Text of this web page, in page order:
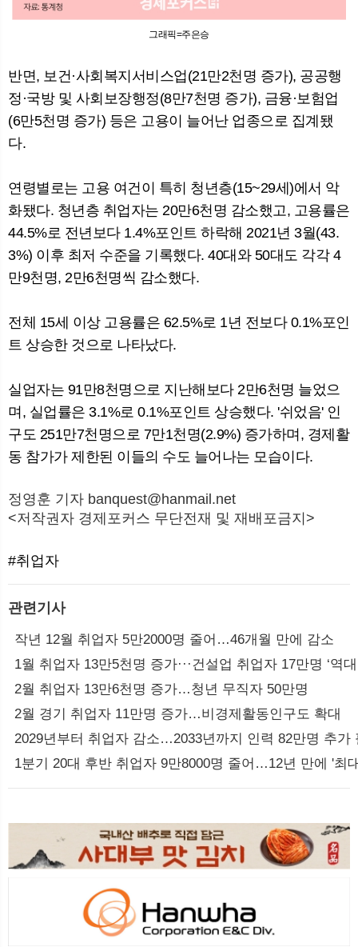
그래픽=주은승
반면, 보건·사회복지서비스업(21만2천명 증가), 공공행
정·국방 및 사회보장행정(8만7천명 증가), 금융·보험업
(6만5천명 증가) 등은 고용이 늘어난 업종으로 집계됐
다.
연령별로는 고용 여건이 특히 청년층(15~29세)에서 악
화됐다. 청년층 취업자는 20만6천명 감소했고, 고용률은
44.5%로 전년보다 1.4%포인트 하락해 2021년 3월(43.
3%) 이후 최저 수준을 기록했다. 40대와 50대도 각각 4
만9천명, 2만6천명씩 감소했다.
전체 15세 이상 고용률은 62.5%로 1년 전보다 0.1%포인
트 상승한 것으로 나타났다.
실업자는 91만8천명으로 지난해보다 2만6천명 늘었으
며, 실업률은 3.1%로 0.1%포인트 상승했다. '쉬었음' 인
구도 251만7천명으로 7만1천명(2.9%) 증가하며, 경제활
동 참가가 제한된 이들의 수도 늘어나는 모습이다.
정영훈 기자 banquest@hanmail.net
<저작권자 경제포커스 무단전재 및 재배포금지>
#취업자
관련기사
작년 12월 취업자 5만2000명 줄어…46개월 만에 감소
1월 취업자 13만5천명 증가···건설업 취업자 17만명 ‘역
2월 취업자 13만6천명 증가…청년 무직자 50만명
2월 경기 취업자 11만명 증가…비경제활동인구도 확대
2029년부터 취업자 감소…2033년까지 인력 82만명 추가
1분기 20대 후반 취업자 9만8000명 줄어…12년 만에 '최